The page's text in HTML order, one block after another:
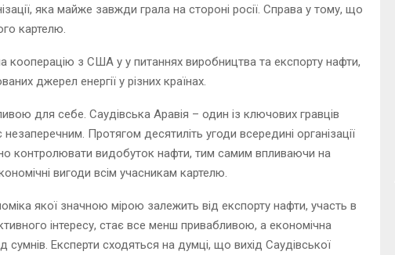
яка майже завжди грала на стороні росії. Справа у тому, що
картелю.
кооперацію з США у у питаннях виробництва та експорту нафти,
джерел енергії у різних країнах.
для себе. Саудівська Аравія – один із ключових гравців
Протягом десятиліть угоди всередині організації
контролювати видобуток нафти, тим самим впливаючи на
вигоди всім учасникам картелю.
якої значною мірою залежить від експорту нафти, участь в
інтересу, стає все менш привабливою, а економічна
сумнів. Експерти сходяться на думці, що вихід Саудівської